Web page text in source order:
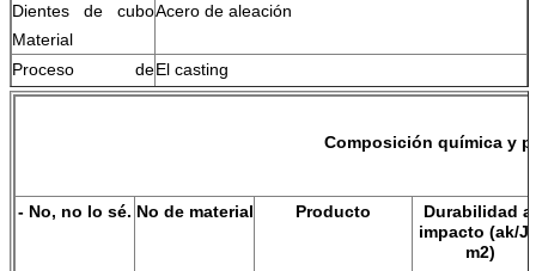
Dientes de cubo
Material
Acero de aleación
Proceso de
dientes de cubo
El casting
dientes del cubo
Composición química y
- No, no lo sé. No de material Producto
Durabilidad al
impacto (ak/
m2)